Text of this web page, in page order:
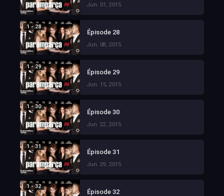
Jun. 01, 2015
1 - 28
Épisode 28
Jun. 08, 2015
1 - 29
Épisode 29
Jun. 15, 2015
1 - 30
Épisode 30
Jun. 22, 2015
1 - 31
Épisode 31
Jun. 29, 2015
1 - 32
Épisode 32